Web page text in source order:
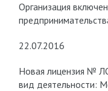
Организация
22.07.2016
Новая лицензия №
вид деятельности: